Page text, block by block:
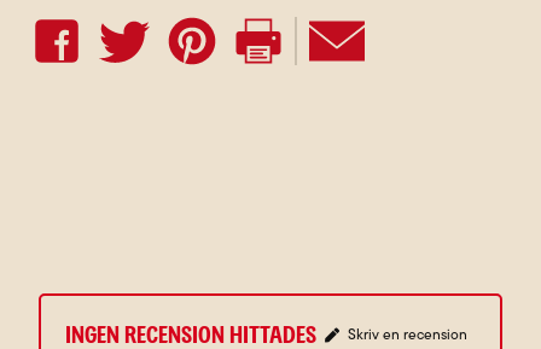
Ingen recension hittades Skriv en recension